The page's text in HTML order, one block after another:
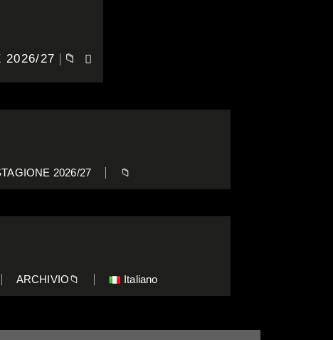
2026/27 📁
2026/27 📁
ARCHIVIO📁 Italiano